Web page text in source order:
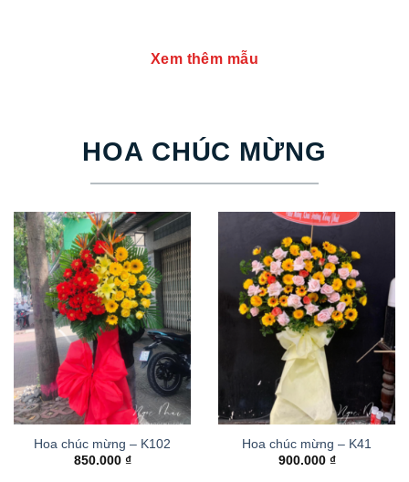
Xem thêm mẫu
HOA CHÚC MỪNG
Hoa chúc mừng – K102
850.000 ₫
Hoa chúc mừng – K41
900.000 ₫